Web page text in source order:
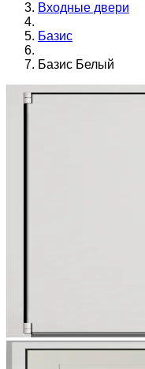
Входные двери
Базис
Базис Белый